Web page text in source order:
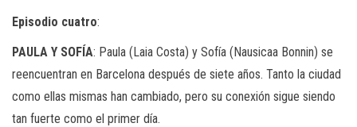
Episodio cuatro:
PAULA Y SOFÍA: Paula (Laia Costa) y Sofía (Nausicaa Bonnin) se
reencuentran en Barcelona después de siete años. Tanto la ciudad
como ellas mismas han cambiado, pero su conexión sigue siendo
tan fuerte como el primer día.